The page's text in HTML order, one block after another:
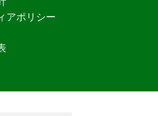
アポリシー